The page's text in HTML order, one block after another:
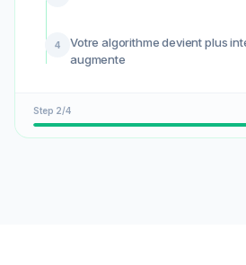
4
Votre algorithme devient plus
augmente
Step 3/4